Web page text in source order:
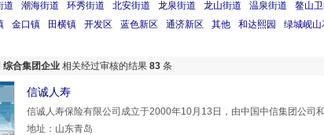
道 潮海街道 环秀街道 北安街道 龙泉街道 龙山街道 温泉街道 鳌山
金口镇 田横镇 开发区 蓝色新区 通济新区 其他 和达熙园 绿城岘山
综合集团企业 相关经过审核的结果 83 条
信诚人寿
信诚人寿保险有限公司成立于2000年10月13日，由中国中信集团公司
中国第一家
地址：山东青岛